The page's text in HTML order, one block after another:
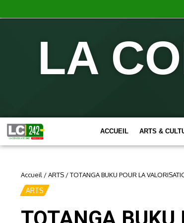
LA
ACCUEIL ARTS &
Accueil /ARTS /TOTANGA BUKU POUR LA
ARTS
TOTANGA BUKU